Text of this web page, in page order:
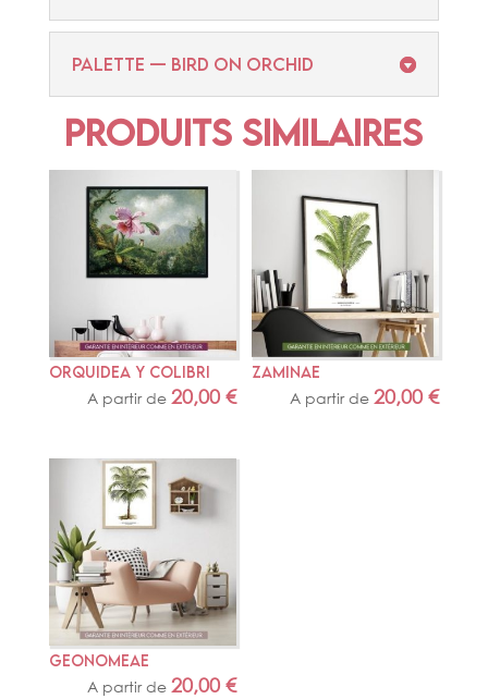
PALETTE — BIRD ON ORCHID
Produits similaires
ORQUIDEA Y COLIBRI
A partir de 20,00 €
ZAMINAE
A partir de20,00€
GEONOMEAE
A partir de 20,00 €